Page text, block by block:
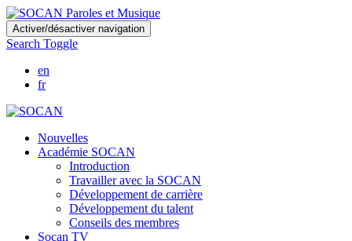
Skip
to
main
content
Activer/désactiver navigation
Search Toggle
en
fr
Nouvelles
Académie SOCAN
Introduction
Travailler avec la SOCAN
Développement de carrière
Développement du talent
Conseils des membres
Socan TV